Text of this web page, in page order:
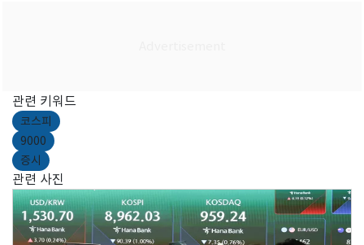
관련 키워드
코스피
9000
증시
관련 사진